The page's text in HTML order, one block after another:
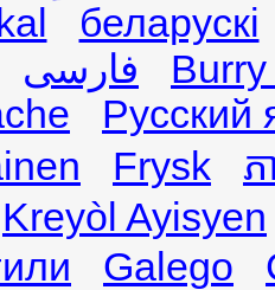
беларускі
فارسی
Русский
Frysk
ភ
Kreyòl Ayisyen
Galego